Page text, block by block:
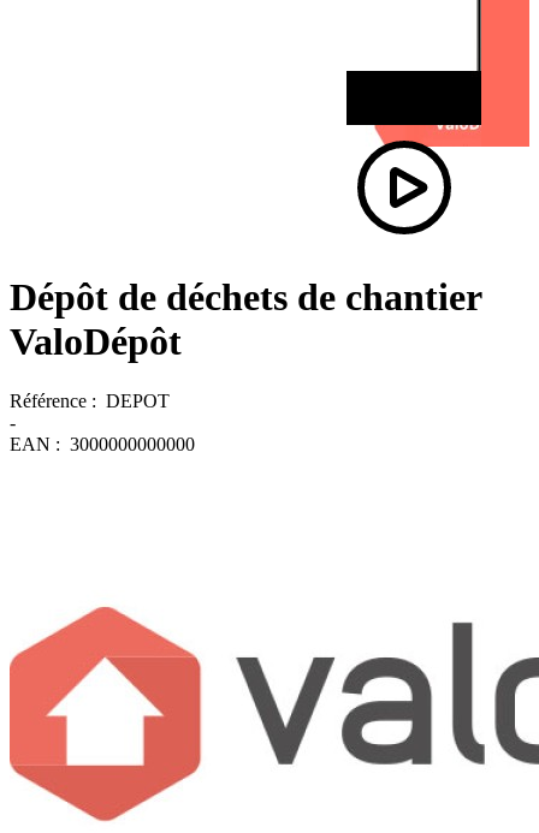
Dépôt de déchets de chantier
ValoDépôt
Référence : DEPOT
-
EAN : 3000000000000